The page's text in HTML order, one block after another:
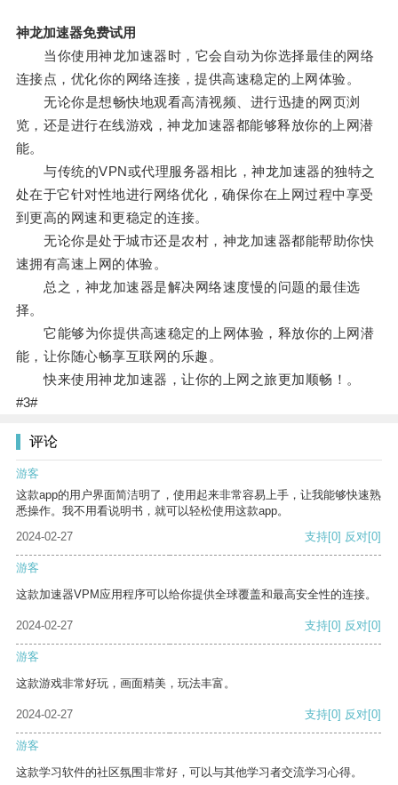
神龙加速器免费试用
当你使用神龙加速器时，它会自动为你选择最佳的网络
连接点，优化你的网络连接，提供高速稳定的上网体验。
无论你是想畅快地观看高清视频、进行迅捷的网页浏
览，还是进行在线游戏，神龙加速器都能够释放你的上网潜
能。
与传统的VPN或代理服务器相比，神龙加速器的独特之
处在于它针对性地进行网络优化，确保你在上网过程中享受
到更高的网速和更稳定的连接。
无论你是处于城市还是农村，神龙加速器都能帮助你快
速拥有高速上网的体验。
总之，神龙加速器是解决网络速度慢的问题的最佳选
择。
它能够为你提供高速稳定的上网体验，释放你的上网潜
能，让你随心畅享互联网的乐趣。
快来使用神龙加速器，让你的上网之旅更加顺畅！。
#3#
评论
游客
这款app的用户界面简洁明了，使用起来非常容易上手，让我能够快速熟
悉操作。我不用看说明书，就可以轻松使用这款app。
2024-02-27
支持[0] 反对[0]
游客
这款加速器VPM应用程序可以给你提供全球覆盖和最高安全性的连接。
2024-02-27 支持[0] 反对[0]
游客
这款游戏非常好玩，画面精美，玩法丰富。
2024-02-27 支持[0] 反对[0]
游客
这款学习软件的社区氛围非常好，可以与其他学习者交流学习心得。